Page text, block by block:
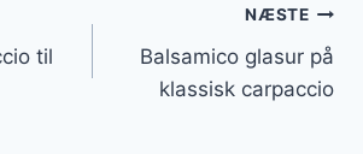
til
NÆSTE
Balsamico glasur på
klassisk carpaccio